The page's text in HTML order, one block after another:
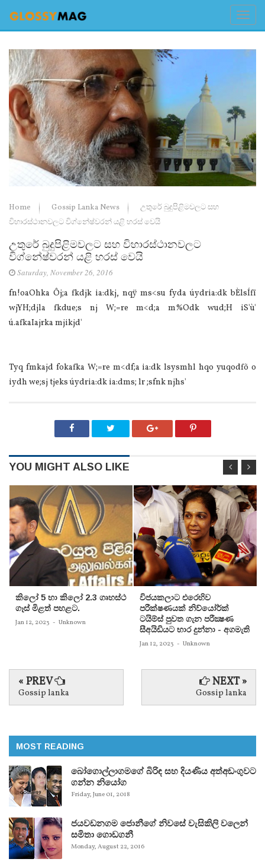
Home Gossip Lanka News
උතුරේ බුදුපිළිමවලට සහ
විහාරස්ථානවලට විග්නේෂ්වරන් යළි හරස් වෙයි
උතුරේ බුදුපිළිමවලට සහ විහාරස්ථානවලට
විග්නේෂ්වරන් යළි හරස් වෙයි
Saturday, November 26, 2016
fn!oaOhka Ôj;a fkdjk ia:dkj, nqÿ ms<su fyda úydria:dk bÈlsÍfï
wjYH;djla fkdue;s nj W;=re m<d;a m%Odk wud;H iS'ù'
ú.afkaIajrka mjikjd'
Tyq fmkajd fokafka W;=re m<df;a ia:dk lsysmhl hqo yuqodfõ o
iydh we;sj tjeks úydria:dk ia:dms; lr ;sfnk njhs'
YOU MIGHT ALSO LIKE
කිලෝ 5 හා කිලෝ 2.3 ගෘහස්ථ
ගෑස් මිළත් පහළට.
Jan 12, 2023 - Unknown
විජයකලාට එරෙහිව
පරීක්‌ෂණයක්‌ නිව්යෝර්ක්‌
ටයිම්ස්‌ පුවත ගැන පරීක්‍ෂණ
සීඅයිඩියට භාර දුන්නා - අගමැති
Jan 12, 2023 - Unknown
« PREV
Gossip lanka
NEXT »
Gossip lanka
MOST READING
බෝගොල්ලාගමගේ බිරිඳ සහ දියණිය අත්අඩංගුවට
ගන්න නියෝග
Friday, June 01, 2018
ජයවඩනගම ජොනීගේ නිවසේ වැසිකිලි වලෙන්
සමිතා ගොඩගනී
Monday, August 22, 2016